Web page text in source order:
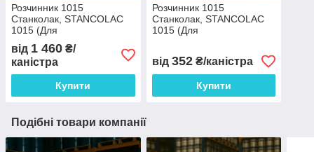
Розчинник 1015
Станколак, STANCOLAC
1015 (Для
однокомпонентних фарб),
5 л
від 1 460 ₴/
каністра
Купити
Розчинник 1015
Станколак, STANCOLAC
1015 (Для
від 352₴/каністра
Купити
Подібні товари компанії